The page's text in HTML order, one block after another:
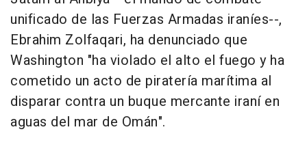
unificado de las Fuerzas Armadas iraníes--,
Ebrahim Zolfaqari, ha denunciado que
Washington "ha violado el alto el fuego y ha
cometido un acto de piratería marítima al
disparar contra un buque mercante iraní en
aguas del mar de Omán".